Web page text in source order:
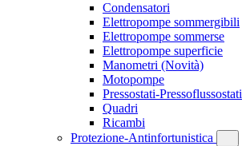
Condensatori
Elettropompe sommergibili
Elettropompe sommerse
Elettropompe superficie
Manometri (Novità)
Motopompe
Pressostati-Pressoflussostati
Quadri
Ricambi
Protezione-Antinfortunistica